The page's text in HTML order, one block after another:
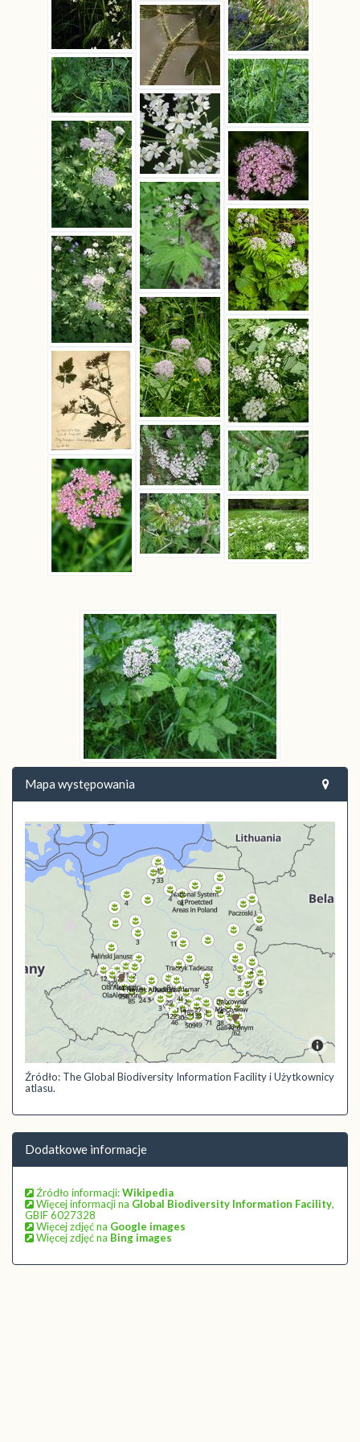
Mapa występowania
Źródło: The Global Biodiversity Information Facility i Użytkownicy
atlasu.
Dodatkowe informacje
Źródło informacji:Wikipedia
Więcej informacji na Global Biodiversity Information Facility,
GBIF 6027328
Więcej zdjęć na Google images
Więcej zdjęć na Bing images